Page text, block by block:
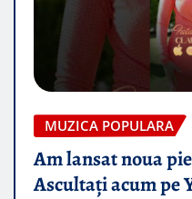
MUZICA POPULARA
Am lansat noua
Ascultați acum pe